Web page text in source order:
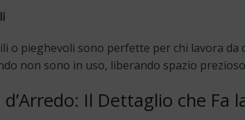
o pieghevoli sono perfette per chi lavora
non sono in uso, liberando spazio
Il Dettaglio che Fa